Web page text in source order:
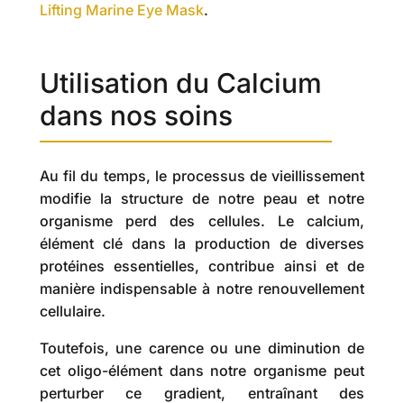
Lifting Marine Eye Mask.
Utilisation du Calcium
dans nos soins
Au fil du temps, le processus de vieillissement
modifie la structure de notre peau et notre
organisme perd des cellules. Le calcium,
élément clé dans la production de diverses
protéines essentielles, contribue ainsi et de
manière indispensable à notre renouvellement
cellulaire.
Toutefois, une carence ou une diminution de
cet oligo-élément dans notre organisme peut
perturber ce gradient, entraînant des